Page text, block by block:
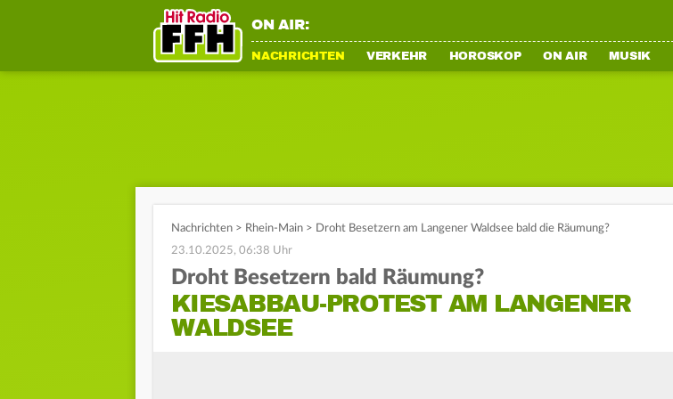
ON AIR:
NACHRICHTEN VERKEHR HOROSKOP ON AIR MUSIK
Nachrichten > Rhein-Main > Droht Besetzern am Langener Waldsee bald die Räumung?
23.10.2025, 06:38 Uhr
Droht Besetzern bald Räumung?
KIESABBAU-PROTEST AM LANGENER
WALDSEE